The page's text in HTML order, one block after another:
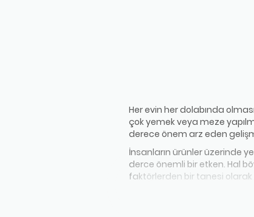
Her evin her dolabında
çok yemek veya meze
derece önem arz eden
İnsanların ürünler üzerinde
derce önemli bir etken. Hal
faktörlerden bir tanesi olarak
ürünler üzerinde yaptığı